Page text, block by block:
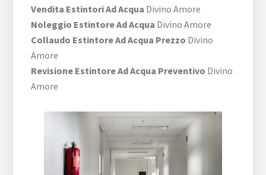
Vendita Estintori Ad Acqua Divino Amore
Noleggio Estintore Ad Acqua Divino Amore
Collaudo Estintore Ad Acqua Prezzo Divino
Amore
Revisione Estintore Ad Acqua Preventivo Divino
Amore